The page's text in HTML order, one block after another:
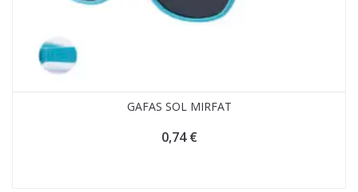
GAFAS SOL MIRFAT
0,74€